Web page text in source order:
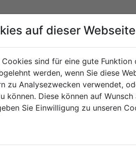
auf dieser Webseite
sind für eine gute
werden, wenn Sie diese
zu Analysezwecken verwendet,
können. Diese können auf
Sie Einwilligung zu unseren